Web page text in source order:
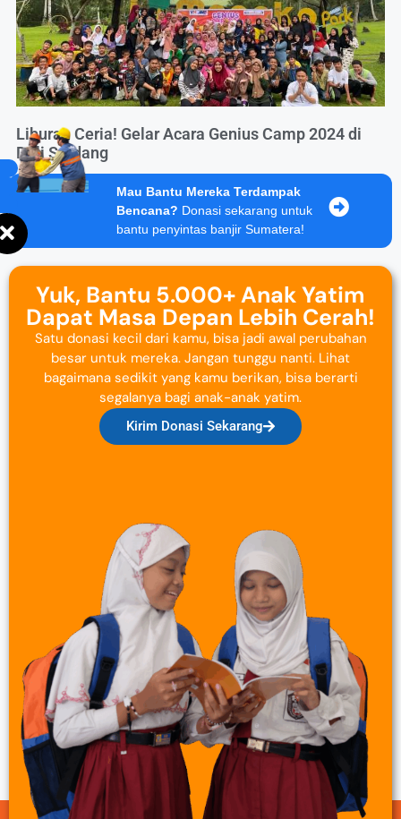
Liburan Ceria! Gelar Acara Genius Camp 2024 di
Deli Serdang
Mau Bantu Mereka Terdampak
Bencana? Donasi sekarang untuk
bantu penyintas banjir Sumatera!
Yuk, Bantu 5.000+ Anak Yatim
Dapat Masa Depan Lebih Cerah!
Satu donasi kecil dari kamu, bisa jadi awal perubahan
besar untuk mereka. Jangan tunggu nanti. Lihat
bagaimana sedikit yang kamu berikan, bisa berarti
segalanya bagi anak-anak yatim.
Kirim Donasi Sekarang